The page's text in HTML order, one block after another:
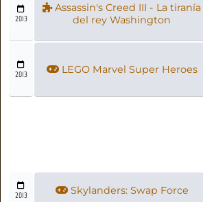
2013
Assassin's Creed III - La tiranía
del rey Washington
2013 LEGO Marvel Super Heroes
2013 Skylanders: Swap Force